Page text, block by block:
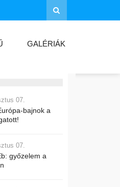
GALÉRIÁK
07.
bajnok a
07.
győzelem a